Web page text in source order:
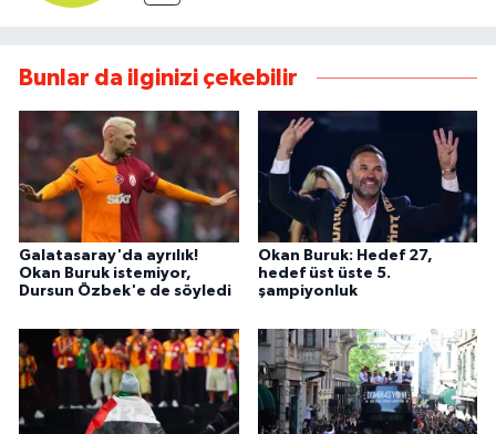
Bunlar da ilginizi çekebilir
Galatasaray'da ayrılık!
Okan Buruk istemiyor,
Dursun Özbek'e de söyledi
Okan Buruk: Hedef 27,
hedef üst üste 5.
şampiyonluk